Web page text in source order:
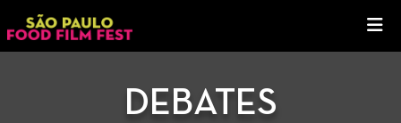
DEBATES